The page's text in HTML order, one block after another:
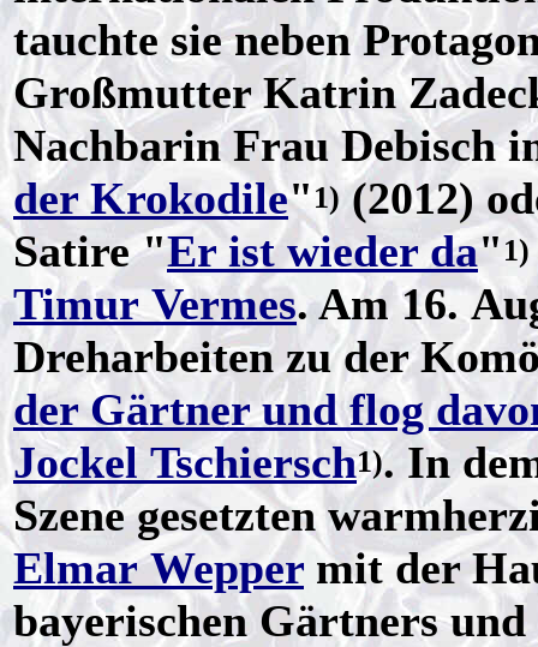
tauchte sie neben
Großmutter Katrin
Nachbarin Frau Debisch
der Krokodile" 1)(2012)
Satire "Er ist wieder da" 1)
Timur Vermes. Am 16.
Dreharbeiten zu der
der Gärtner und flog
Jockel Tschiersch1). In
Szene gesetzten
Elmar Wepper mit der
bayerischen Gärtners